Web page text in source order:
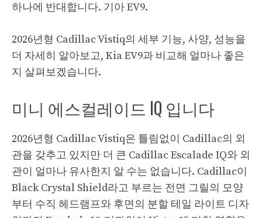
하나에 반대합니다. 기아 EV9.
2026년형 Cadillac Vistiq의 세부 기능, 사양, 성능을
더 자세히 알아보고, Kia EV9과 비교해 얼마나 좋은
지 살펴보겠습니다.
미니 에스컬레이드 IQ 입니다
2026년형 Cadillac Vistiq은 틀림없이 Cadillac의 외
관을 갖추고 있지만 더 큰 Cadillac Escalade IQ와 외
관이 얼마나 유사한지 알 수는 없습니다. Cadillac이
Black Crystal Shield라고 부르는 전면 그릴의 모양
부터 수직 헤드램프와 후면의 분할 테일 라이트 디자